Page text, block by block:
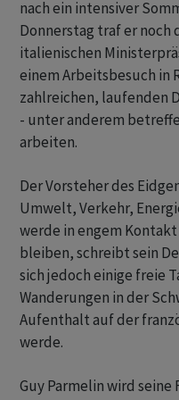
nach ein intensiver
Donnerstag traf er
italienischen
einem Arbeitsbesuch in
zahlreichen, laufenden
- unter anderem
arbeiten.
Der Vorsteher des
Umwelt, Verkehr,
werde in engem
bleiben, schreibt sein
sich jedoch einige freie
Wanderungen in der
Aufenthalt auf der
werde.
Guy Parmelin wird seine